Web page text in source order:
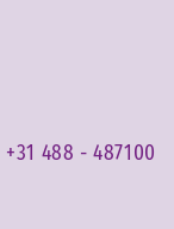
+31 488 - 487100